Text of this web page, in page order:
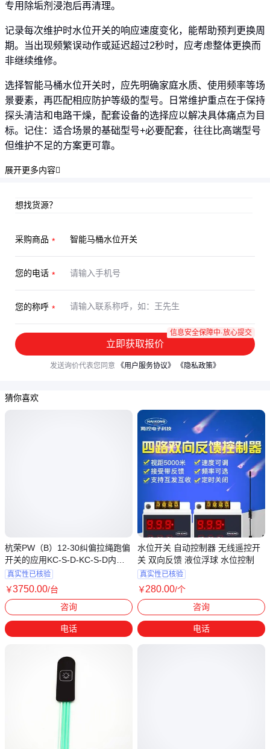
专用除垢剂浸泡后再清理。
记录每次维护时水位开关的响应速度变化，能帮助预判更换周
期。当出现频繁误动作或延迟超过2秒时，应考虑整体更换而
非继续维修。
选择智能马桶水位开关时，应先明确家庭水质、使用频率等场
景要素，再匹配相应防护等级的型号。日常维护重点在于保持
探头清洁和电路干燥，配套设备的选择应以解决具体痛点为目
标。记住：适合场景的基础型号+必要配套，往往比高端型号
但维护不足的方案更可靠。
展开更多内容
想找货源？
采购商品
您的电话
您的称呼
立即获取报价
信息安全保障中·放心提交
发送询价代表您同意 《用户服务协议》 《隐私政策》
猜你喜欢
杭荣PW（B）12-30纠偏拉绳跑偏
开关的应用KC-S-D-KC-S-D内部
构造
真实性已核验
￥3750.00/台
咨询
电话
水位开关 自动控制器 无线遥控开
关 双向反馈 液位浮球 水位控制
真实性已核验
￥280.00/个
咨询
电话